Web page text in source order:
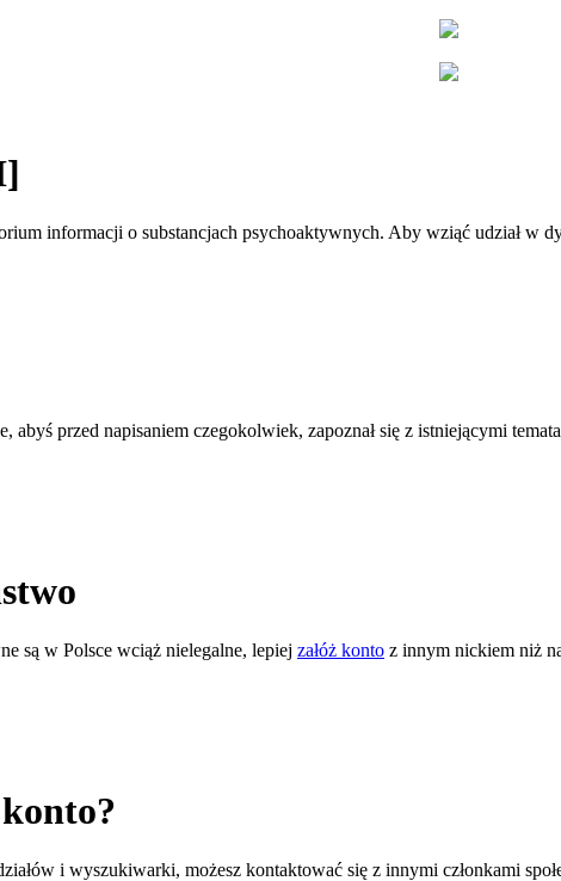
informacji o substancjach psychoaktywnych. Aby wziąć udział w
abyś przed napisaniem czegokolwiek, zapoznał się z istniejącymi
są w Polsce wciąż nielegalne, lepiej załóż konto z innym nickiem niż
i wyszukiwarki, możesz kontaktować się z innymi członkami